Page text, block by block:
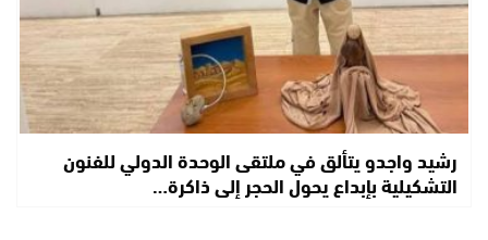
رشيد واجدو يتألق في ملتقى الوحدة الدولي للفنون
التشكيلية بإبداع يحول الحجر إلى ذاكرة…